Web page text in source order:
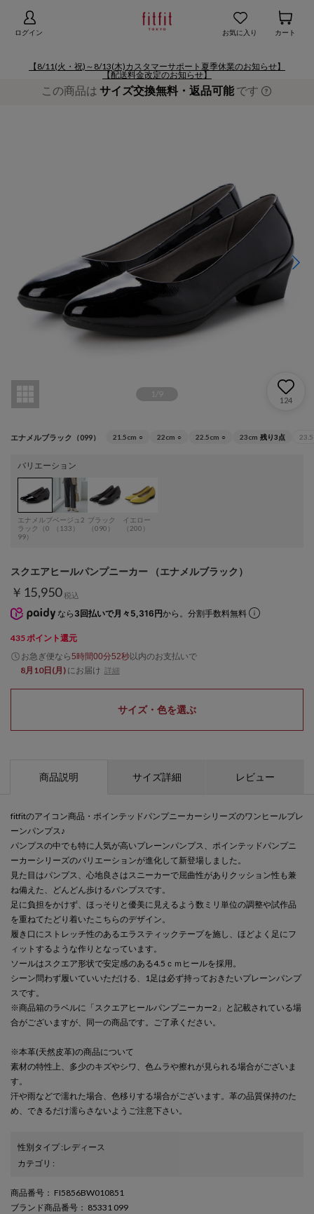
ログイン お気に入り カート
【8/11(火・祝)～8/13(木)カスタマーサポート夏季休業のお知らせ】
【配送料金改定のお知らせ】
この商品は サイズ交換無料・返品可能です
1 9
124
エナメルブラック（099） 21.5cm ○ 22cm ○ 22.5cm ○ 23cm 残り3点
バリエーション
エナメルブ
ラック（0
99）
ベージュ2
（133）
ブラック
（090）
イエロー
（200）
スクエアヒールパンプニーカー （エナメルブラック）
￥15,950税込
なら 3回払いで月々5,316円から。分割手数料無料
435 ポイント還元
お急ぎ便なら5時間00分52秒以内のお支払いで
8月10日(月) にお届け 詳細
サイズ・色を選ぶ
商品説明 サイズ詳細 レビュー
fitfitのアイコン商品・ポインテッドパンプニーカーシリーズのワンヒールプレ
ーンパンプス♪
パンプスの中でも特に人気が高いプレーンパンプス、ポインテッドパンプニ
ーカーシリーズのバリエーションが進化して新登場しました。
見た目はパンプス、心地良さはスニーカーで屈曲性がありクッション性も兼
ね備えた、どんどん歩けるパンプスです。
足に負担をかけず、ほっそりと優美に見えるよう数ミリ単位の調整や試作品
を重ねてたどり着いたこちらのデザイン。
履き口にストレッチ性のあるエラスティックテープを施し、ほどよく足にフ
ィットするような作りとなっています。
ソールはスクエア形状で安定感のある4.5ｃｍヒールを採用。
シーン問わず履いていいただける、1足は必ず持っておきたいプレーンパンプ
スです。
※商品箱のラベルに「スクエアヒールパンプニーカー2」と記載されている場
合がございますが、同一の商品です。ご了承ください。
※本革(天然皮革)の商品について
素材の特性上、多少のキズやシワ、色ムラや擦れが見られる場合がございま
す。
汗や雨などで濡れた場合、色移りする場合がございます。革の品質保持のた
め、できるだけ濡らさないようご注意下さい。
性別タイプ : レディース
カテゴリ :
商品番号 ： FI5856BW010851
ブランド商品番号 ： 85331 099